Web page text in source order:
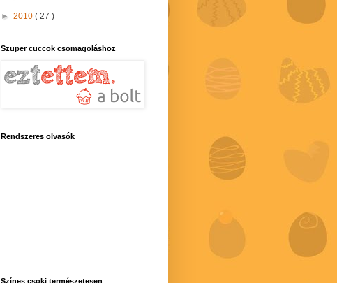
► 2010 ( 27 )
Szuper cuccok csomagoláshoz
Rendszeres olvasók
Színes csoki természetesen